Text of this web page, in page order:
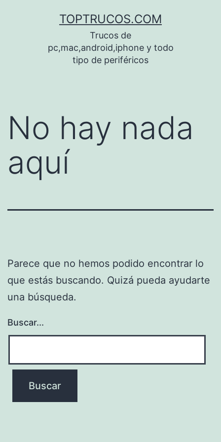
TOPTRUCOS.COM
Trucos de
pc,mac,android,iphone y todo
tipo de periféricos
No hay nada
aquí
Parece que no hemos podido encontrar lo
que estás buscando. Quizá pueda ayudarte
una búsqueda.
Buscar...